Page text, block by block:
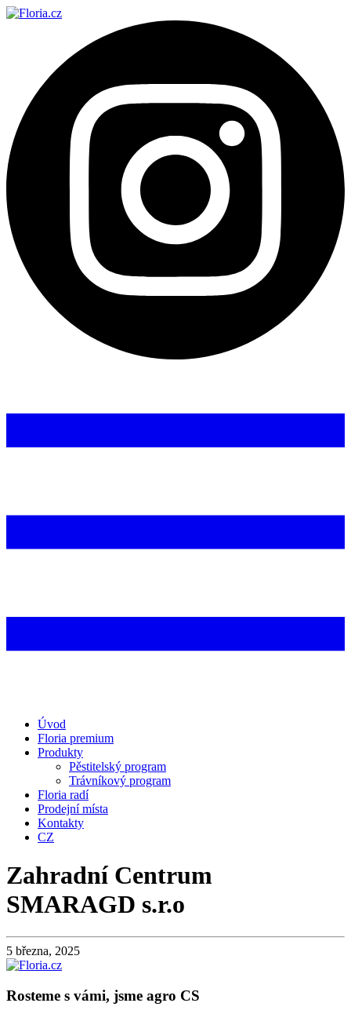
Úvod
Floria premium
Produkty
Pěstitelský program
Trávníkový program
Floria radí
Prodejní místa
Kontakty
CZ
Zahradní Centrum
SMARAGD s.r.o
5 března, 2025
Rosteme s vámi, jsme agro CS